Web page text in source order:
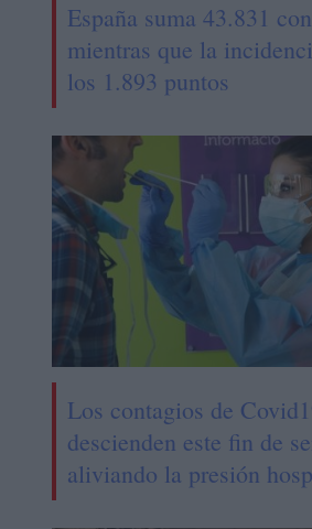
España suma 43.831
mientras que la
los 1.893 puntos
Los contagios de
descienden este fin de
aliviando la presión